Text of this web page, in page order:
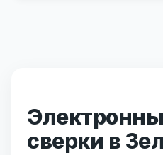
сверки в